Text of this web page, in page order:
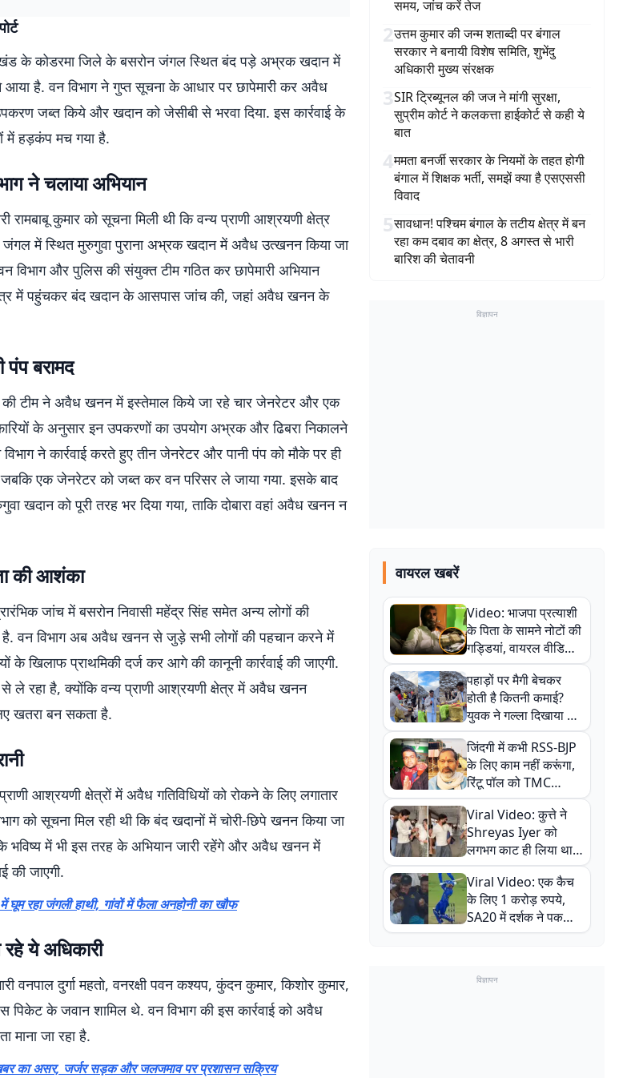
के कोडरमा जिले के बसरोन जंगल स्थित बंद पड़े अभ्रक खदान में
है. वन विभाग ने गुप्त सूचना के आधार पर छापेमारी कर अवैध
जब्त किये और खदान को जेसीबी से भरवा दिया. इस कार्रवाई के
हड़कंप मच गया है.
ने चलाया अभियान
रामबाबू कुमार को सूचना मिली थी कि वन्य प्राणी आश्रयणी क्षेत्र
जंगल में स्थित मुरुगुवा पुराना अभ्रक खदान में अवैध उत्खनन किया जा
विभाग और पुलिस की संयुक्त टीम गठित कर छापेमारी अभियान
में पहुंचकर बंद खदान के आसपास जांच की, जहां अवैध खनन के
बरामद
की टीम ने अवैध खनन में इस्तेमाल किये जा रहे चार जेनरेटर और एक
के अनुसार इन उपकरणों का उपयोग अभ्रक और ढिबरा निकालने
ने कार्रवाई करते हुए तीन जेनरेटर और पानी पंप को मौके पर ही
एक जेनरेटर को जब्त कर वन परिसर ले जाया गया. इसके बाद
खदान को पूरी तरह भर दिया गया, ताकि दोबारा वहां अवैध खनन न
की आशंका
जांच में बसरोन निवासी महेंद्र सिंह समेत अन्य लोगों की
है. वन विभाग अब अवैध खनन से जुड़े सभी लोगों की पहचान करने में
के खिलाफ प्राथमिकी दर्ज कर आगे की कानूनी कार्रवाई की जाएगी.
से ले रहा है, क्योंकि वन्य प्राणी आश्रयणी क्षेत्र में अवैध खनन
खतरा बन सकता है.
आश्रयणी क्षेत्रों में अवैध गतिविधियों को रोकने के लिए लगातार
को सूचना मिल रही थी कि बंद खदानों में चोरी-छिपे खनन किया जा
भविष्य में भी इस तरह के अभियान जारी रहेंगे और अवैध खनन में
की जाएगी.
घूम रहा जंगली हाथी, गांवों में फैला अनहोनी का खौफ
रहे ये अधिकारी
वनपाल दुर्गा महतो, वनरक्षी पवन कश्यप, कुंदन कुमार, किशोर कुमार,
पिकेट के जवान शामिल थे. वन विभाग की इस कार्रवाई को अवैध
जा रहा है.
का असर, जर्जर सड़क और जलजमाव पर प्रशासन सक्रिय
समय, जांच करें तेज
2उत्तम कुमार की जन्म शताब्दी पर बंगाल
सरकार ने बनायी विशेष समिति, शुभेंदु
अधिकारी मुख्य संरक्षक
3SIR ट्रिब्यूनल की जज ने मांगी सुरक्षा,
सुप्रीम कोर्ट ने कलकत्ता हाईकोर्ट से कही ये
बात
4ममता बनर्जी सरकार के नियमों के तहत होगी
बंगाल में शिक्षक भर्ती, समझें क्या है एसएससी
विवाद
5सावधान! पश्चिम बंगाल के तटीय क्षेत्र में बन
रहा कम दबाव का क्षेत्र, 8 अगस्त से भारी
बारिश की चेतावनी
विज्ञापन
वायरल खबरें
Video: भाजपा प्रत्याशी
के पिता के सामने नोटों की
गड्डियां, वायरल वीडियो
से राजनीति में उबाल,
अजित महतो बोले- TMC
की गंदी चाल
पहाड़ों पर मैगी बेचकर
होती है कितनी कमाई?
युवक ने गल्ला दिखाया तो
नौकरी वालों के खड़े हो गए
कान
जिंदगी में कभी RSS-BJP
के लिए काम नहीं करूंगा,
रिंटू पॉल को TMC
ऑफिस में ले जाकर पीटा,
Video वायरल
Viral Video: कुत्ते ने
Shreyas Iyer को
लगभग काट ही लिया था,
न्यूजीलैंड सीरीज से पहले
बाल-बाल बचे
Viral Video: एक कैच
के लिए 1 करोड़ रुपये,
SA20 में दर्शक ने पकड़ा
एक हाथ से गजब का कैच
विज्ञापन